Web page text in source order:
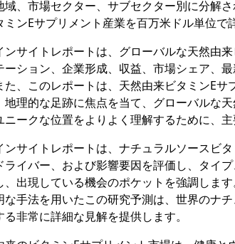
域、市場セクター、サブセクター別に分解
ミンEサプリメント産業を百万米ドル単位で
ンサイトレポートは、グローバルな天然由
ーション、企業形成、収益、市場シェア、
た、このレポートは、天然由来ビタミンE
地理的な足跡に焦点を当て、グローバルな
ニークな位置をよりよく理解するために、
ンサイトレポートは、ナチュラルソースビ
ライバー、および影響要因を評価し、タイ
、出現している機会のポケットを強調しま
な手法を用いたこの研究予測は、世界のナ
る非常に詳細な見解を提供します。